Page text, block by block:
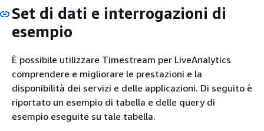
Set di dati e interrogazioni di
esempio
È possibile utilizzare Timestream per LiveAnalytics
comprendere e migliorare le prestazioni e la
disponibilità dei servizi e delle applicazioni. Di seguito è
riportato un esempio di tabella e delle query di
esempio eseguite su tale tabella.